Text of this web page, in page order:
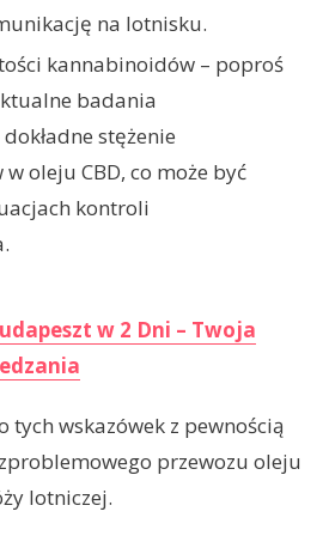
na lotnisku.
kannabinoidów – poproś
badania
stężenie
oleju CBD, co może być
kontroli
w 2 Dni – Twoja
tych wskazówek z pewnością
przewozu oleju
lotniczej.